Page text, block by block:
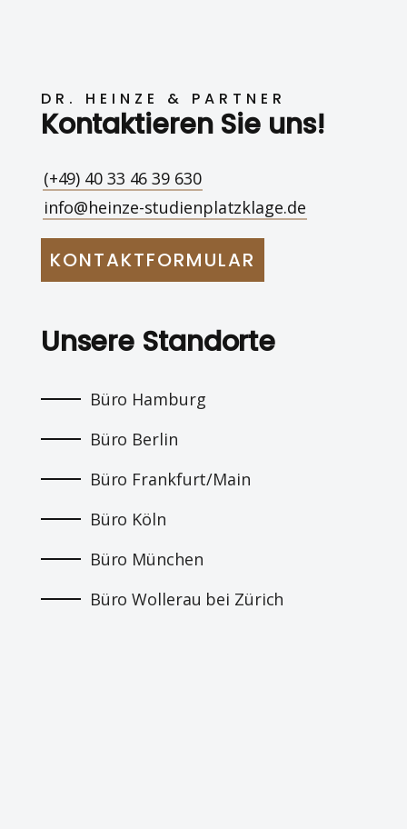
DR. HEINZE & PARTNER
Kontaktieren Sie uns!
(+49) 40 33 46 39 630
info@heinze-studienplatzklage.de
KONTAKTFORMULAR
Unsere Standorte
Büro Hamburg
Büro Berlin
Büro Frankfurt/Main
Büro Köln
Büro München
Büro Wollerau bei Zürich